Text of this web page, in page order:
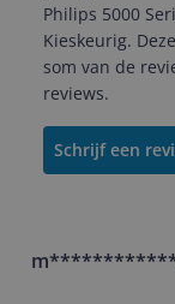
Philips 5000
Kieskeurig.
som van de
reviews.
Schrijf een